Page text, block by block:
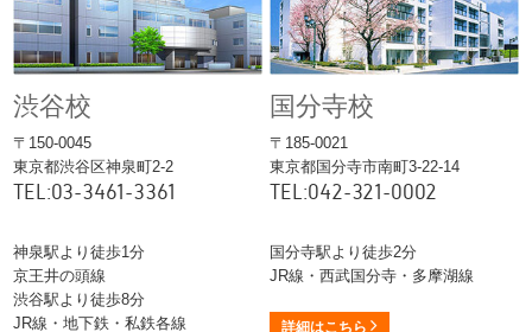
渋谷校
〒150-0045
東京都渋谷区神泉町2-2
TEL:03-3461-3361
神泉駅より徒歩1分
京王井の頭線
渋谷駅より徒歩8分
JR線・地下鉄・私鉄各線
国分寺校
〒185-0021
東京都国分寺市南町3-22-14
TEL:042-321-0002
国分寺駅より徒歩2分
JR線・西武国分寺・多摩湖線
詳細はこちら